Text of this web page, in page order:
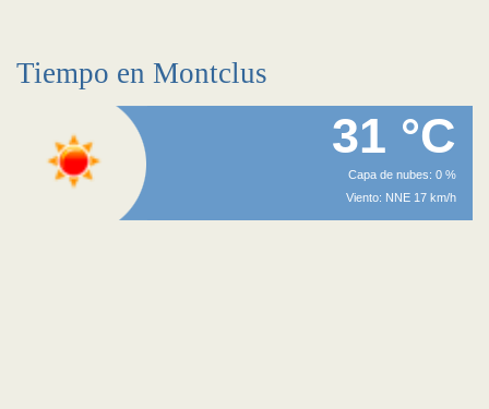
Tiempo en Montclus
31 °C
Capa de nubes: 0 %
Viento: NNE 17 km/h